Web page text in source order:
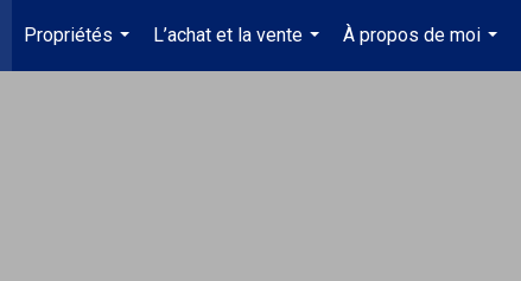
Propriétés
...
L’achat et la vente
...
À propos de moi
...